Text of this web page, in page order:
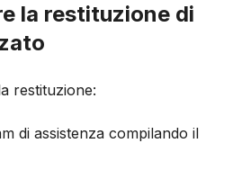
la restituzione di
restituzione:
di assistenza compilando il